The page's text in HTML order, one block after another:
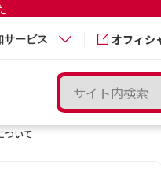
サービス オフィシ
ついて